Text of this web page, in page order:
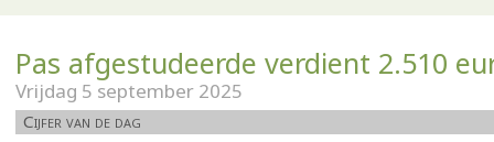
Pas afgestudeerde verdient 2.510
Vrijdag 5 september 2025
Cijfer van de dag